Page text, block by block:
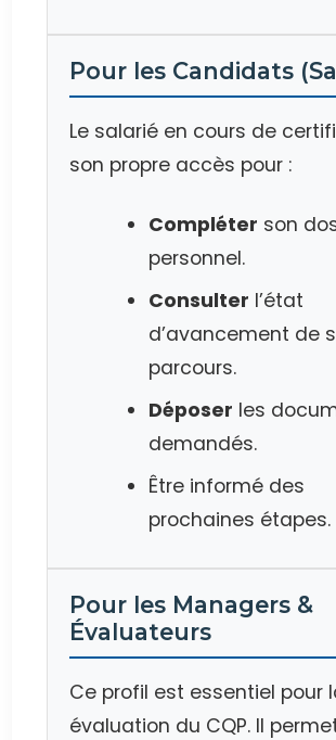
Pour les Candidats
Le salarié en cours de
son propre accès pour :
Compléter son
personnel.
Consulter l’état
d’avancement de
parcours.
Déposer les
demandés.
Être informé des
prochaines étapes.
Pour les Managers &
Évaluateurs
Ce profil est essentiel pour
évaluation du CQP. Il